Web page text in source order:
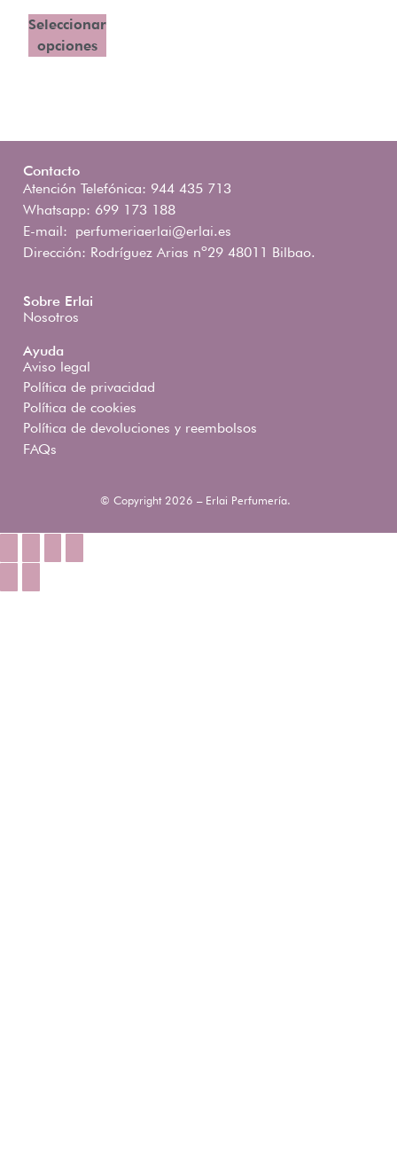
Seleccionar
opciones
Contacto
Atención Telefónica: 944 435 713
Whatsapp: 699 173 188
E-mail: perfumeriaerlai@erlai.es
Dirección: Rodríguez Arias nº29 48011 Bilbao.
Sobre Erlai
Nosotros
Ayuda
Aviso legal
Política de privacidad
Política de cookies
Política de devoluciones y reembolsos
FAQs
© Copyright 2026 – Erlai Perfumería.